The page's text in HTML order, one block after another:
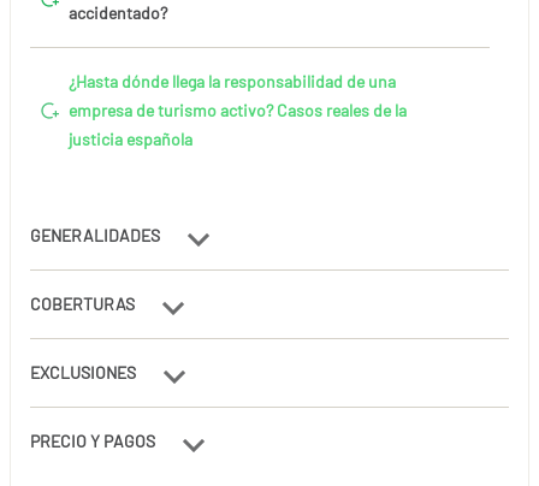
accidentado?
¿Hasta dónde llega la responsabilidad de una
empresa de turismo activo? Casos reales de la
justicia española
GENERALIDADES
COBERTURAS
EXCLUSIONES
PRECIO Y PAGOS